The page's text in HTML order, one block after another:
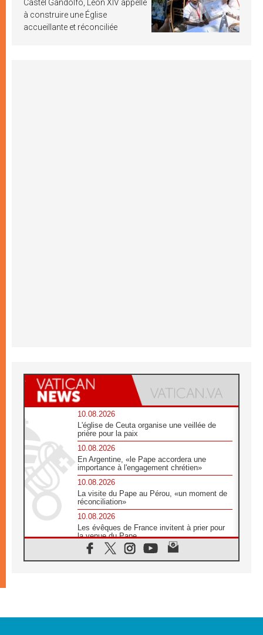
Castel Gandolfo, Léon XIV appelle
à construire une Église
accueillante et réconciliée
10.08.2026
L'église de Ceuta organise une veillée de
prière pour la paix
10.08.2026
En Argentine, «le Pape accordera une
importance à l'engagement chrétien»
10.08.2026
La visite du Pape au Pérou, «un moment de
réconciliation»
10.08.2026
Les évêques de France invitent à prier pour
la venue du Pape
10.08.2026
Création d'un réseau des médias catholiques
09.08.2026